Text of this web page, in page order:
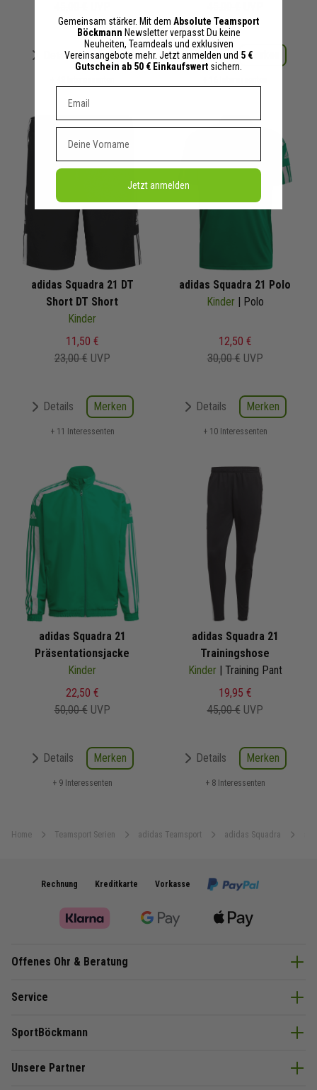
Home Teamsport Serien adidas Teamsport adidas Squadra
Details Merken Details Merken
adidas Squadra 21 DT
Short DT Short
Kinder
11,50 €
23,00 € UVP
Details Merken
+ 11 Interessenten
adidas Squadra 21 Polo
Kinder | Polo
12,50 €
30,00 € UVP
Details Merken
+ 10 Interessenten
adidas Squadra 21
Präsentationsjacke
Kinder
22,50 €
50,00 € UVP
Details Merken
+ 9 Interessenten
adidas Squadra 21
Trainingshose
Kinder | Training Pant
19,95 €
45,00 € UVP
Details Merken
+ 8 Interessenten
Rechnung Kreditkarte Vorkasse
Offenes Ohr & Beratung
Service
SportBöckmann
Unsere Partner
Gemeinsam stärker. Mit dem Absolute Teamsport
Böckmann Newsletter verpasst Du keine
Neuheiten, Teamdeals und exklusiven
Vereinsangebote mehr. Jetzt anmelden und 5 €
Gutschein ab 50 € Einkaufswert sichern.
Jetzt anmelden